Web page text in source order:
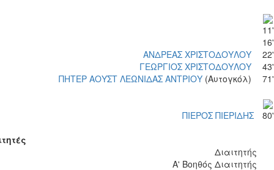
11'
16'
ΑΝΔΡΕΑΣ ΧΡΙΣΤΟΔΟΥΛΟΥ
22'
ΓΕΩΡΓΙΟΣ ΧΡΙΣΤΟΔΟΥΛΟΥ
43'
ΠΗΤΕΡ ΑΟΥΣΤ ΛΕΩΝΙΔΑΣ ΑΝΤΡΙΟΥ (Αυτογκόλ) 71'
ΠΙΕΡΟΣ ΠΙΕΡΙΔΗΣ
80'
Διαιτητής
Α' Βοηθός Διαιτητής